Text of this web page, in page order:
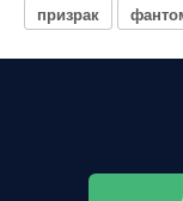
призрак